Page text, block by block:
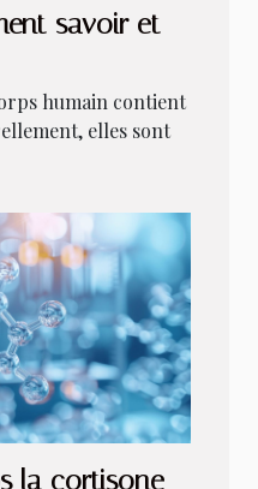
savoir et
humain contient
elles sont
la cortisone